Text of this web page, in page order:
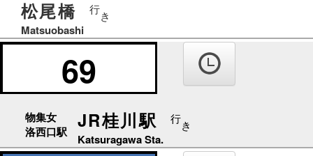
松尾橋 行き
Matsuobashi
69
物集女
洛西口駅
JR桂川駅 行き
Katsuragawa Sta.